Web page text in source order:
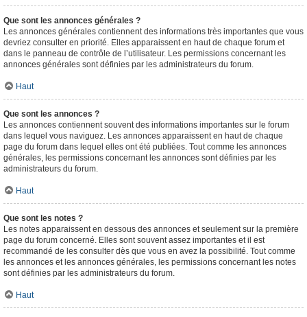
Que sont les annonces générales ?
Les annonces générales contiennent des informations très importantes que vous
devriez consulter en priorité. Elles apparaissent en haut de chaque forum et
dans le panneau de contrôle de l’utilisateur. Les permissions concernant les
annonces générales sont définies par les administrateurs du forum.
Haut
Que sont les annonces ?
Les annonces contiennent souvent des informations importantes sur le forum
dans lequel vous naviguez. Les annonces apparaissent en haut de chaque
page du forum dans lequel elles ont été publiées. Tout comme les annonces
générales, les permissions concernant les annonces sont définies par les
administrateurs du forum.
Haut
Que sont les notes ?
Les notes apparaissent en dessous des annonces et seulement sur la première
page du forum concerné. Elles sont souvent assez importantes et il est
recommandé de les consulter dès que vous en avez la possibilité. Tout comme
les annonces et les annonces générales, les permissions concernant les notes
sont définies par les administrateurs du forum.
Haut